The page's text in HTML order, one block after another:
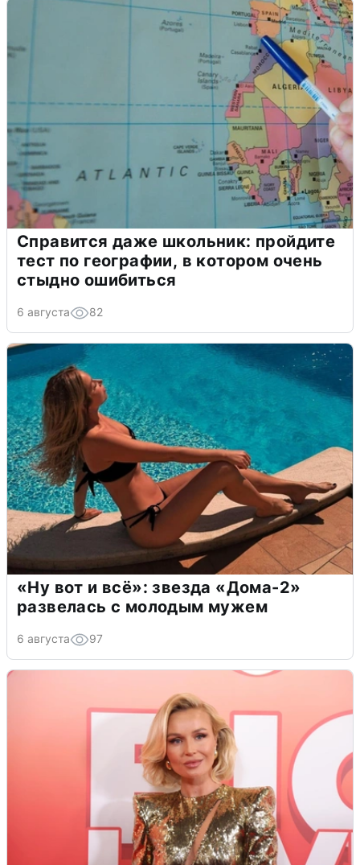
Справится даже школьник: пройдите
тест по географии, в котором очень
стыдно ошибиться
6 августа 82
«Ну вот и всё»: звезда «Дома-2»
развелась с молодым мужем
6 августа 97